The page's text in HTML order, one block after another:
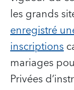
les grands
enregistré
inscriptions
mariages
Privées